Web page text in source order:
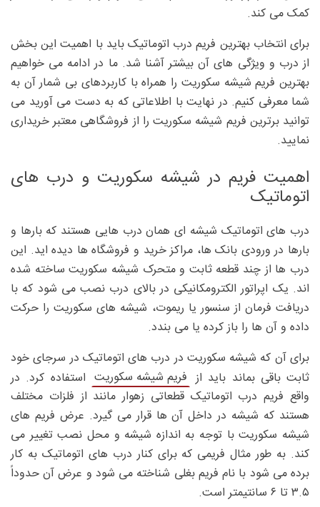
کمک می کند.
برای انتخاب بهترین فریم درب اتوماتیک باید با اهمیت این بخش
از درب و ویژگی های آن بیشتر آشنا شد. ما در ادامه می خواهیم
بهترین فریم شیشه سکوریت را همراه با کاربردهای بی شمار آن به
شما معرفی کنیم. در نهایت با اطلاعاتی که به دست می آورید می
توانید برترین فریم شیشه سکوریت را از فروشگاهی معتبر خریداری
نمایید.
اهمیت فریم در شیشه سکوریت و درب های
اتوماتیک
درب های اتوماتیک شیشه ای همان درب هایی هستند که بارها و
بارها در ورودی بانک ها، مراکز خرید و فروشگاه ها دیده اید. این
درب ها از چند قطعه ثابت و متحرک شیشه سکوریت ساخته شده
اند. یک اپراتور الکترومکانیکی در بالای درب نصب می شود که با
دریافت فرمان از سنسور یا ریموت، شیشه های سکوریت را حرکت
داده و آن ها را باز کرده یا می بندد.
برای آن که شیشه سکوریت در درب های اتوماتیک در سرجای خود
ثابت باقی بماند باید از فریم شیشه سکوریت استفاده کرد. در
واقع فریم درب اتوماتیک قطعاتی زهوار مانند از فلزات مختلف
هستند که شیشه در داخل آن ها قرار می گیرد. عرض فریم های
شیشه سکوریت با توجه به اندازه شیشه و محل نصب تغییر می
کند. به طور مثال فریمی که برای کنار درب های اتوماتیک به کار
برده می شود با نام فریم بغلی شناخته می شود و عرض آن حدوداً
۳.۵ تا ۶ سانتیمتر است.